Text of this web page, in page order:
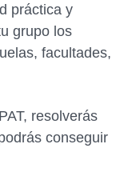
práctica y
grupo los
facultades,
resolverás
conseguir